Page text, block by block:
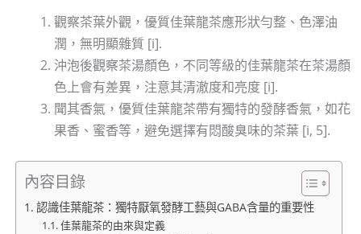
觀察茶葉外觀，優質佳葉龍茶應形狀勻整、色澤油
潤，無明顯雜質 [i].
沖泡後觀察茶湯顏色，不同等級的佳葉龍茶在茶湯顏
色上會有差異，注意其清澈度和亮度 [i].
聞其香氣，優質佳葉龍茶帶有獨特的發酵香氣，如花
果香、蜜香等，避免選擇有悶酸臭味的茶葉 [i, 5].
內容目錄
認識佳葉龍茶：獨特厭氧發酵工藝與GABA含量的重要性
佳葉龍茶的由來與定義